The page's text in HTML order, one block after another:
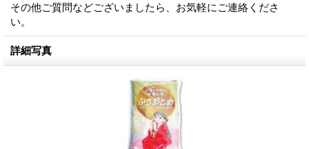
その他ご質問などございましたら、お気軽にご連絡くださ
い。
詳細写真